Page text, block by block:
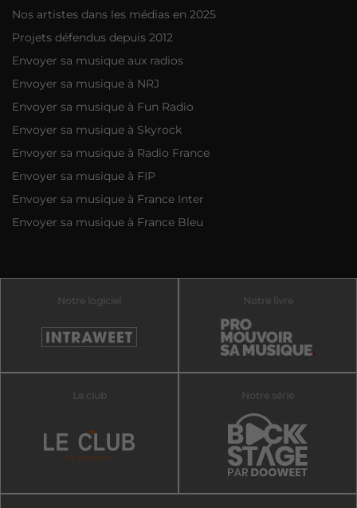
Nos artistes dans les médias en 2025
Projets défendus depuis 2012
Envoyer sa musique aux radios
Envoyer sa musique à NRJ
Envoyer sa musique à Fun Radio
Envoyer sa musique à Skyrock
Envoyer sa musique à Radio France
Envoyer sa musique à FIP
Envoyer sa musique à France Inter
Envoyer sa musique à France Bleu
Notre logiciel Notre livre
Le club Notre série